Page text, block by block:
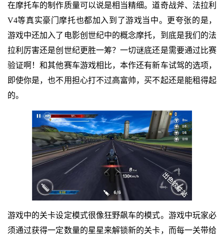
在摩托车的制作质量可以说是相当精细。道奇战斧、法拉利
V4等真实豪门摩托也都加入到了游戏当中。更夸张的是，
游戏中还加入了电影创世纪中的概念摩托，到底是我们的法
拉利厉害还是创世纪更胜一筹？一切谜底还是需要通过比赛
验证啊！和其他赛车游戏相比，本作还有新车试驾的选项，
即使你是，也不用担心打不过高富帅，买不起还是能租得起
的。
游戏中的关卡设定模式很像狂野飙车的模式。游戏中玩家必
须通过获得一定数量的星星来解锁新的关卡，而每一关带给